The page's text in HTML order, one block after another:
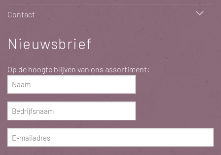
Contact
Nieuwsbrief
Op de hoogte blijven van ons assortiment:
Naam
(Vereist)
Bedrijfsnaam
(Vereist)
E-
mailadres